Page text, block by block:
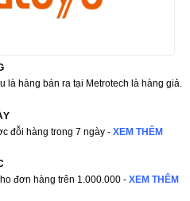
là hàng bán ra tại Metrotech là hàng giả.
đỗi hàng trong 7 ngày - XEM THÊM
đơn hàng trên 1.000.000 - XEM THÊM